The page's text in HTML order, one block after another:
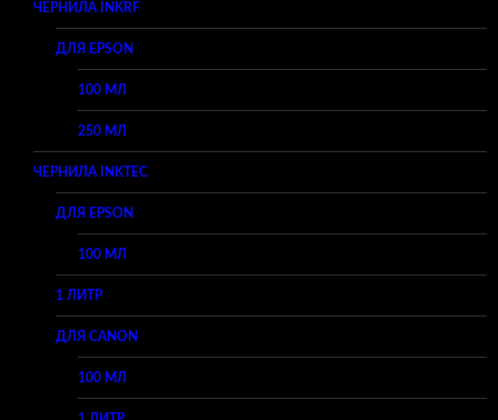
ЧЕРНИЛА INKRF
ДЛЯ EPSON
100 МЛ
250 МЛ
ЧЕРНИЛА INKTEC
ДЛЯ EPSON
100 МЛ
1 ЛИТР
ДЛЯ CANON
100 МЛ